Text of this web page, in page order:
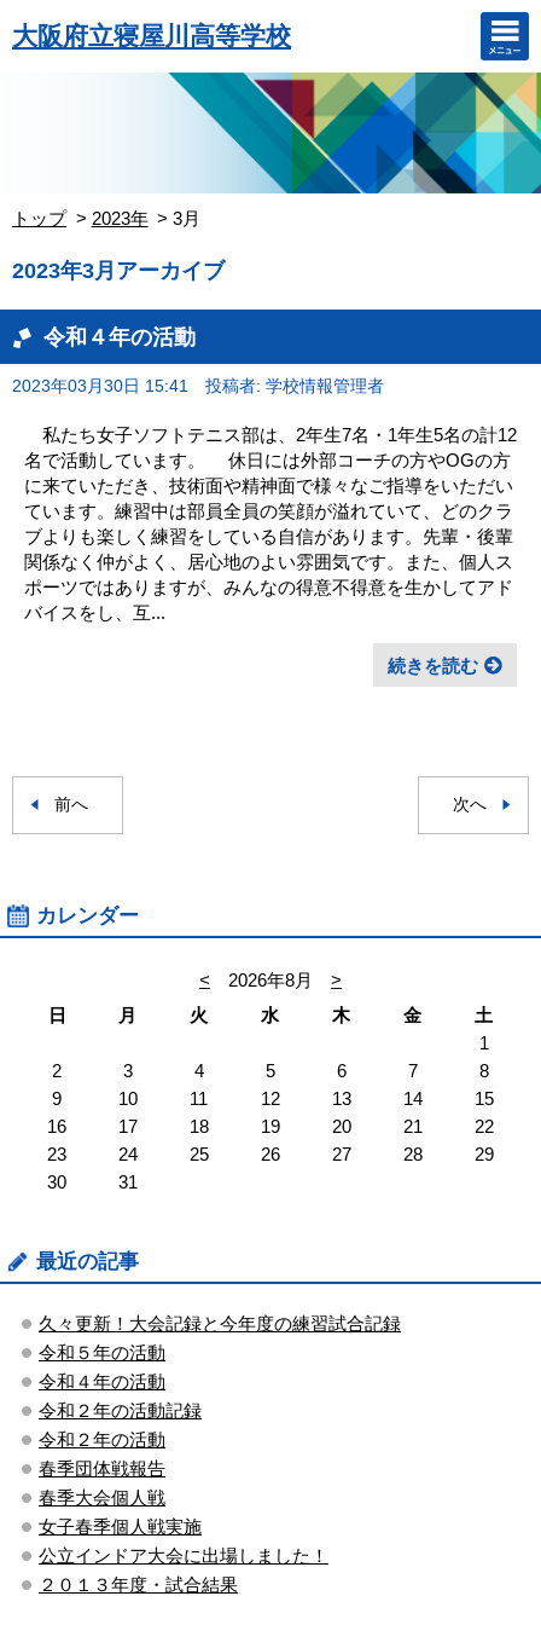
大阪府立寝屋川高等学校
トップ 2023年 3月
2023年3月アーカイブ
令和４年の活動
2023年03月30日 15:41 投稿者: 学校情報管理者
私たち女子ソフトテニス部は、2年生7名・1年生5名の計12
名で活動しています。 休日には外部コーチの方やOGの方
に来ていただき、技術面や精神面で様々なご指導をいただい
ています。練習中は部員全員の笑顔が溢れていて、どのクラ
ブよりも楽しく練習をしている自信があります。先輩・後輩
関係なく仲がよく、居心地のよい雰囲気です。また、個人ス
ポーツではありますが、みんなの得意不得意を生かしてアド
バイスをし、互...
続きを読む
前へ 次へ
カレンダー
< 2026年8月
>
日
月 火 水 木 金
土
1
2
3 4 5 6 7
8
9
10 11 12 13 14
15
16
17 18 19 20 21
22
23
24 25 26 27 28
29
30
31
最近の記事
久々更新！大会記録と今年度の練習試合記録
令和５年の活動
令和４年の活動
令和２年の活動記録
令和２年の活動
春季団体戦報告
春季大会個人戦
女子春季個人戦実施
公立インドア大会に出場しました！
２０１３年度・試合結果